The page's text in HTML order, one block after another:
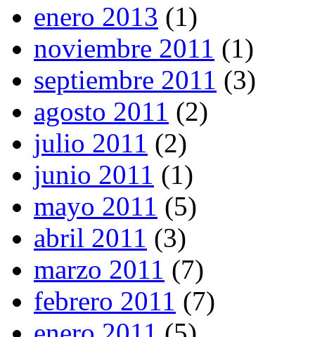
enero 2013 (1)
noviembre 2011 (1)
septiembre 2011 (3)
agosto 2011 (2)
julio 2011 (2)
junio 2011 (1)
mayo 2011 (5)
abril 2011 (3)
marzo 2011 (7)
febrero 2011 (7)